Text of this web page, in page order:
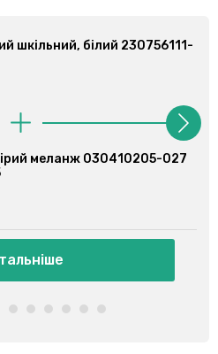
білий 230756111-
030410205-027